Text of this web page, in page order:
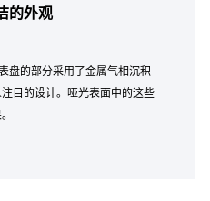
的外观
盘的部分采用了金属气相沉积
目的设计。哑光表面中的这些